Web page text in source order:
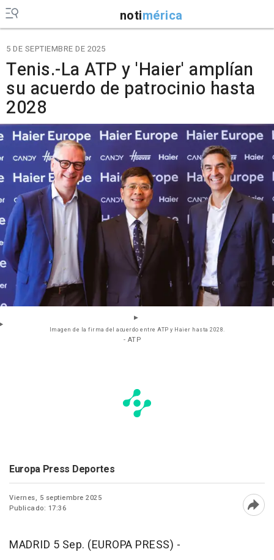
notimérica
5 DE SEPTIEMBRE DE 2025
Tenis.-La ATP y 'Haier' amplían
su acuerdo de patrocinio hasta
2028
Imagen de la firma del acuerdo entre ATP y Haier hasta 2028.
- ATP
Europa Press Deportes
Viernes, 5 septiembre 2025
Publicado: 17:36
MADRID 5 Sep. (EUROPA PRESS) -